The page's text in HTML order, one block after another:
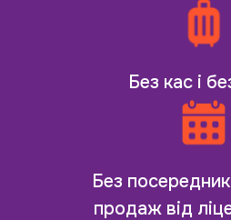
Без кас і
Без
продаж від